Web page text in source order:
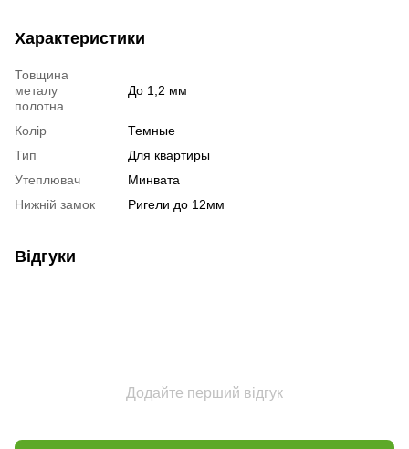
Характеристики
Товщина
металу
полотна
До 1,2 мм
Колір
Темные
Тип
Для квартиры
Утеплювач
Минвата
Нижній замок
Ригели до 12мм
Відгуки
Додайте перший відгук